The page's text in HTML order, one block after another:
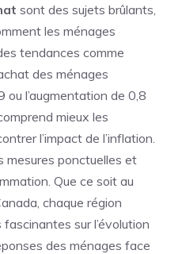
sont des sujets brûlants,
les ménages
tendances comme
des ménages
l’augmentation de 0,8
mieux les
l’impact de l’inflation.
mesures ponctuelles et
Que ce soit au
chaque région
sur l’évolution
des ménages face